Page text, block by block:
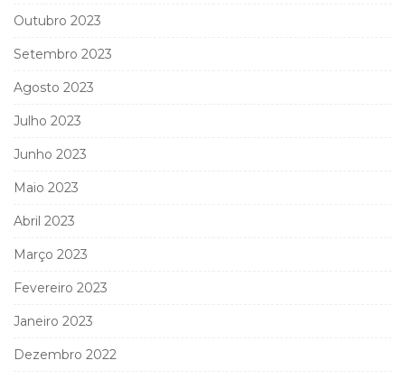
Outubro 2023
Setembro 2023
Agosto 2023
Julho 2023
Junho 2023
Maio 2023
Abril 2023
Março 2023
Fevereiro 2023
Janeiro 2023
Dezembro 2022